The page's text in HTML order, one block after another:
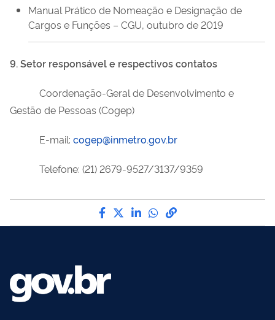
Manual Prático de Nomeação e Designação de
Cargos e Funções – CGU, outubro de 2019
9. Setor responsável e respectivos contatos
Coordenação-Geral de Desenvolvimento e
Gestão de Pessoas (Cogep)
E-mail: cogep@inmetro.gov.br
Telefone: (21) 2679-9527/3137/9359
Compartilhe por Facebook
Compartilhe por Twitter
Compartilhe por
Compartilhe por
link para Copiar